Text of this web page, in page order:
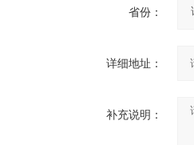
省份：
详细地址：
补充说明：